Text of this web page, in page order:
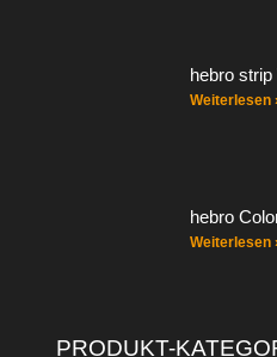
hebro strip
Weiterlesen
hebro
Weiterlesen
PRODUKT-